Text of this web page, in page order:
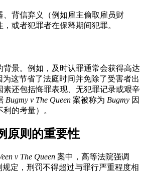
、背信弃义（例如雇主偷取雇员财
或者犯罪者在保释期间犯罪。
背景。例如，及时认罪通常会获得高达
为这节省了法庭时间并免除了受害者出
素还包括悔罪表现、无犯罪记录或艰辛
Bugmy v The Queen 案被称为 Bugmy 因
的考量）。
原则的重要性
v The Queen 案中，高等法院强调
规定，刑罚不得超过与罪行严重程度相